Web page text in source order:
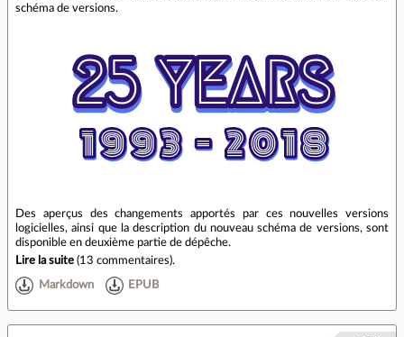
schéma de versions.
Des aperçus des changements apportés par ces nouvelles versions
logicielles, ainsi que la description du nouveau schéma de versions, sont
disponible en deuxième partie de dépêche.
Lire la suite (13 commentaires).
Markdown EPUB